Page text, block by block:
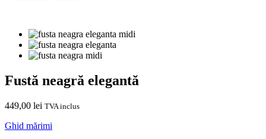
Fustă neagră elegantă
449,00 lei TVA inclus
Ghid mărimi